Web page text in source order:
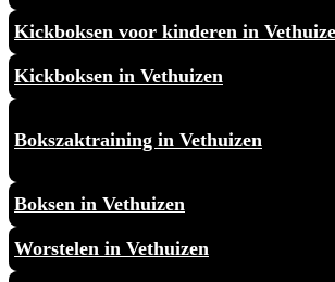
Kickboksen voor kinderen in
Kickboksen in Vethuizen
Bokszaktraining in Vethuizen
Boksen in Vethuizen
Worstelen in Vethuizen